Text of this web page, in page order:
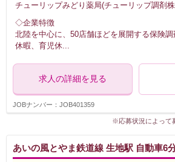
チューリップみどり薬局(チューリップ調剤
◇企業特徴
北陸を中心に、50店舗ほどを展開する保険
休暇、育児休...
求人の詳細を見る
JOBナンバー：JOB401359
※応募状況によって
あいの風とやま鉄道線 生地駅 自動車6